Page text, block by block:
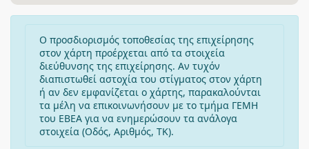
Ο προσδιορισμός τοποθεσίας της επιχείρησης
στον χάρτη προέρχεται από τα στοιχεία
διεύθυνσης της επιχείρησης. Αν τυχόν
διαπιστωθεί αστοχία του στίγματος στον χάρτη
ή αν δεν εμφανίζεται ο χάρτης, παρακαλούνται
τα μέλη να επικοινωνήσουν με το τμήμα ΓΕΜΗ
του ΕΒΕΑ για να ενημερώσουν τα ανάλογα
στοιχεία (Οδός, Αριθμός, ΤΚ).